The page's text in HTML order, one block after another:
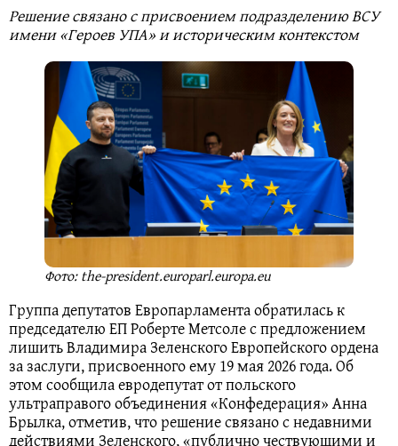
Решение связано с присвоением подразделению ВСУ
имени «Героев УПА» и историческим контекстом
Фото: the-president.europarl.europa.eu
Группа депутатов Европарламента обратилась к
председателю ЕП Роберте Метсоле с предложением
лишить Владимира Зеленского Европейского ордена
за заслуги, присвоенного ему 19 мая 2026 года. Об
этом сообщила евродепутат от польского
ультраправого объединения «Конфедерация» Анна
Брылка, отметив, что решение связано с недавними
действиями Зеленского, «публично чествующими и